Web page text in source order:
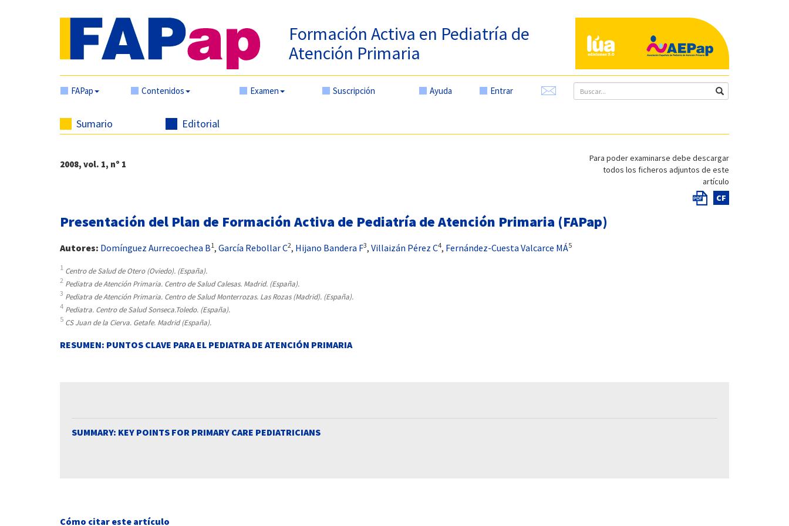
Formación Activa en Pediatría de
Atención Primaria
FAPap Contenidos Examen Suscripción Ayuda Entrar
Sumario Editorial
Para poder examinarse debe descargar
todos los ficheros adjuntos de este
artículo
CF
2008, vol. 1, nº 1
Presentación del Plan de Formación Activa de Pediatría de Atención Primaria (FAPap)
Autores: Domínguez Aurrecoechea B1, García Rebollar C2, Hijano Bandera F3, Villaizán Pérez C4, Fernández-Cuesta Valcarce MÁ5
1 Centro de Salud de Otero (Oviedo). (España).
2 Pediatra de Atención Primaria. Centro de Salud Calesas. Madrid. (España).
3 Pediatra de Atención Primaria. Centro de Salud Monterrozas. Las Rozas (Madrid). (España).
4 Pediatra. Centro de Salud Sonseca.Toledo. (España).
5 CS Juan de la Cierva. Getafe. Madrid (España).
RESUMEN: PUNTOS CLAVE PARA EL PEDIATRA DE ATENCIÓN PRIMARIA
SUMMARY: KEY POINTS FOR PRIMARY CARE PEDIATRICIANS
Cómo citar este artículo